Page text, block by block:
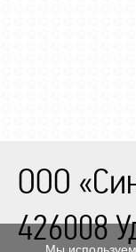
ООО
426008